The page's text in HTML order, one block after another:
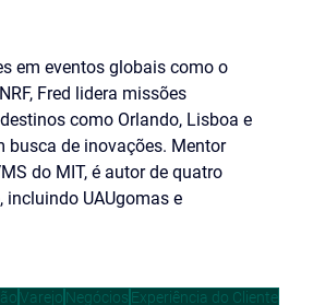
em eventos globais como o
Fred lidera missões
como Orlando, Lisboa e
busca de inovações. Mentor
do MIT, é autor de quatro
incluindo UAUgomas e
Varejo Negócios Experiência do Cliente